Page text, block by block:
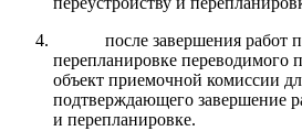
после завершения работ
перепланировке переводимого
объект приемочной комиссии
подтверждающего завершение
и перепланировке.